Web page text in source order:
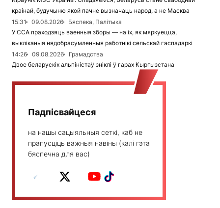
краінай, будучыню якой пачне вызначаць народ, а не Масква
15:31
09.08.2026
Бяспека, Палітыка
У ССА праходзяць ваенныя зборы — на іх, як мяркуецца,
выкліканыя нядобрасумленныя работнікі сельскай гаспадаркі
14:26
09.08.2026
Грамадства
Двое беларускіх альпіністаў зніклі ў гарах Кыргызстана
Падпісвайцеся
на нашы сацыяльныя сеткі, каб не
прапусціць важныя навіны (калі гэта
бяспечна для вас)